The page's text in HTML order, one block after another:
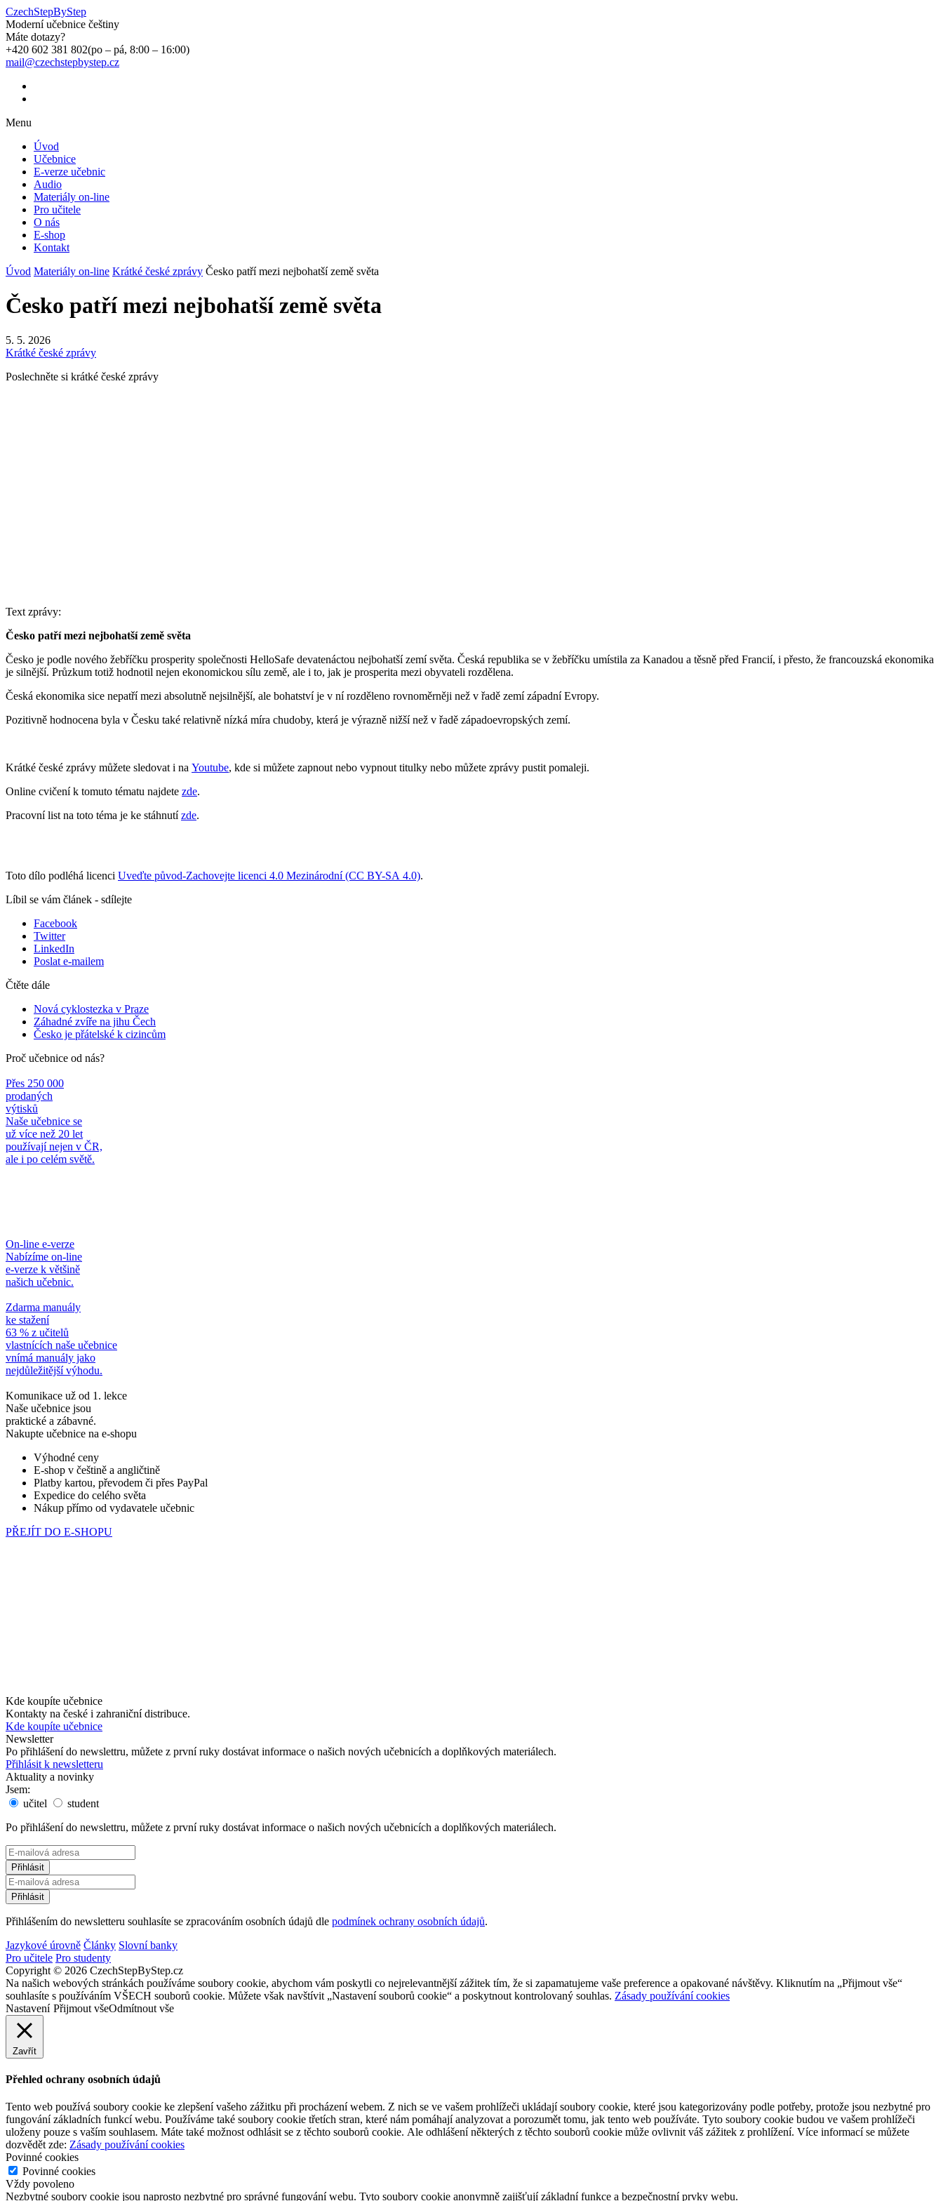
CzechStepByStep
Moderní učebnice češtiny
Máte dotazy?
+420 602 381 802(po – pá, 8:00 – 16:00)
mail@czechstepbystep.cz
Menu
Úvod
Učebnice
E-verze učebnic
Audio
Materiály on-line
Pro učitele
O nás
E-shop
Kontakt
Úvod Materiály on-line Krátké české zprávy Česko patří mezi nejbohatší země světa
Česko patří mezi nejbohatší země světa
5. 5. 2026
Krátké české zprávy
Poslechněte si krátké české zprávy
Text zprávy:
Česko patří mezi nejbohatší země světa
Česko je podle nového žebříčku prosperity společnosti HelloSafe devatenáctou nejbohatší zemí světa. Česká republika se v žebříčku umístila za Kanadou a těsně před Francií, i přesto, že francouzská ekonomika
je silnější. Průzkum totiž hodnotil nejen ekonomickou sílu země, ale i to, jak je prosperita mezi obyvateli rozdělena.
Česká ekonomika sice nepatří mezi absolutně nejsilnější, ale bohatství je v ní rozděleno rovnoměrněji než v řadě zemí západní Evropy.
Pozitivně hodnocena byla v Česku také relativně nízká míra chudoby, která je výrazně nižší než v řadě západoevropských zemí.
Krátké české zprávy můžete sledovat i na Youtube, kde si můžete zapnout nebo vypnout titulky nebo můžete zprávy pustit pomaleji.
Online cvičení k tomuto tématu najdete zde.
Pracovní list na toto téma je ke stáhnutízde.
Toto dílo podléhá licenci Uveďte původ-Zachovejte licenci 4.0 Mezinárodní (CC BY-SA 4.0).
Líbil se vám článek - sdílejte
Facebook
Twitter
LinkedIn
Poslat e-mailem
Čtěte dále
Nová cyklostezka v Praze
Záhadné zvíře na jihu Čech
Česko je přátelské k cizincům
Proč učebnice od nás?
Přes 250 000
prodaných
výtisků
Naše učebnice se
už více než 20 let
používají nejen v ČR,
ale i po celém světě.
On-line e-verze
Nabízíme on-line
e-verze k většině
našich učebnic.
Zdarma manuály
ke stažení
63 % z učitelů
vlastnících naše učebnice
vnímá manuály jako
nejdůležitější výhodu.
Komunikace už od 1. lekce
Naše učebnice jsou
praktické a zábavné.
Nakupte učebnice na e-shopu
Výhodné ceny
E-shop v češtině a angličtině
Platby kartou, převodem či přes PayPal
Expedice do celého světa
Nákup přímo od vydavatele učebnic
PŘEJÍT DO E-SHOPU
Kde koupíte učebnice
Kontakty na české i zahraniční distribuce.
Kde koupíte učebnice
Newsletter
Po přihlášení do newslettru, můžete z první ruky dostávat informace o našich nových učebnicích a doplňkových materiálech.
Přihlásit k newsletteru
Aktuality a novinky
Jsem:
učitel
student
Po přihlášení do newslettru, můžete z první ruky dostávat informace o našich nových učebnicích a doplňkových materiálech.
Přihlášením do newsletteru souhlasíte se zpracováním osobních údajů dle podmínek ochrany osobních údajů.
Jazykové úrovně Články Slovní banky
Pro učitele Pro studenty
Copyright © 2026 CzechStepByStep.cz
Na našich webových stránkách používáme soubory cookie, abychom vám poskytli co nejrelevantnější zážitek tím, že si zapamatujeme vaše preference a opakované návštěvy. Kliknutím na „Přijmout vše“
souhlasíte s používáním VŠECH souborů cookie. Můžete však navštívit „Nastavení souborů cookie“ a poskytnout kontrolovaný souhlas. Zásady používání cookies
Nastavení Přijmout všeOdmítnout vše
Zavřít
Přehled ochrany osobních údajů
Tento web používá soubory cookie ke zlepšení vašeho zážitku při procházení webem. Z nich se ve vašem prohlížeči ukládají soubory cookie, které jsou kategorizovány podle potřeby, protože jsou nezbytné pro
fungování základních funkcí webu. Používáme také soubory cookie třetích stran, které nám pomáhají analyzovat a porozumět tomu, jak tento web používáte. Tyto soubory cookie budou ve vašem prohlížeči
uloženy pouze s vaším souhlasem. Máte také možnost odhlásit se z těchto souborů cookie. Ale odhlášení některých z těchto souborů cookie může ovlivnit váš zážitek z prohlížení. Více informací se můžete
dozvědět zde: Zásady používání cookies
Povinné cookies
Povinné cookies
Vždy povoleno
Nezbytné soubory cookie jsou naprosto nezbytné pro správné fungování webu. Tyto soubory cookie anonymně zajišťují základní funkce a bezpečnostní prvky webu.